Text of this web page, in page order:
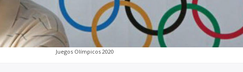
Juegos Olímpicos 2020